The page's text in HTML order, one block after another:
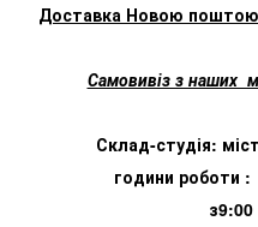
Доставка Новою
Самовивіз з наших
Склад-студія:
години роботи :